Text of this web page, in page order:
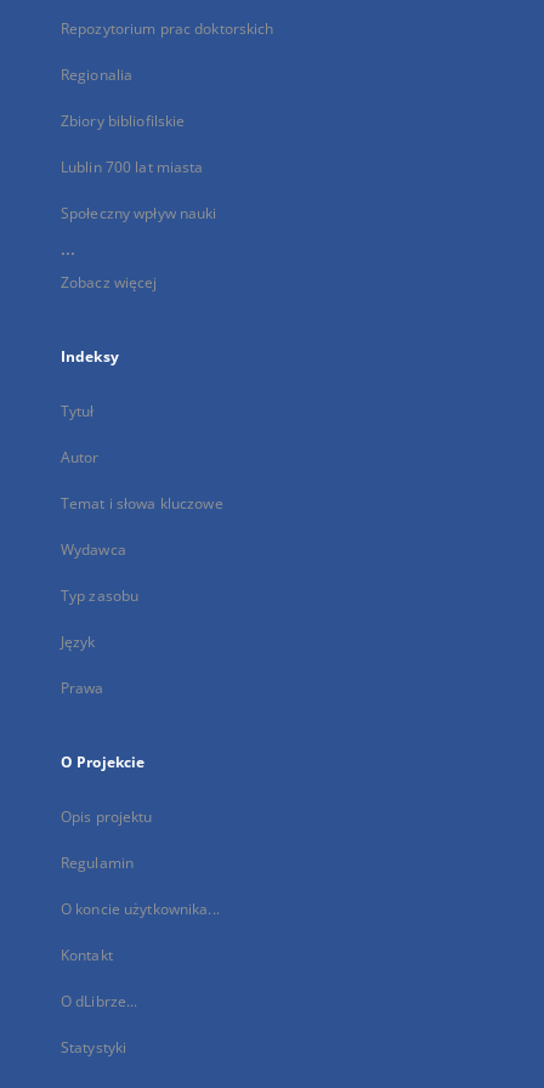
Repozytorium prac doktorskich
Regionalia
Zbiory bibliofilskie
Lublin 700 lat miasta
Społeczny wpływ nauki
...
Zobacz więcej
Indeksy
Tytuł
Autor
Temat i słowa kluczowe
Wydawca
Typ zasobu
Język
Prawa
O Projekcie
Opis projektu
Regulamin
O koncie użytkownika...
Kontakt
O dLibrze...
Statystyki